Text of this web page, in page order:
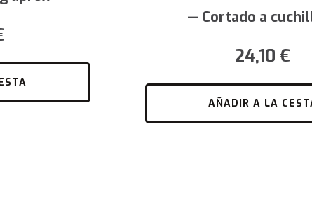
— Cortado a
24,10 €
AÑADIR A LA